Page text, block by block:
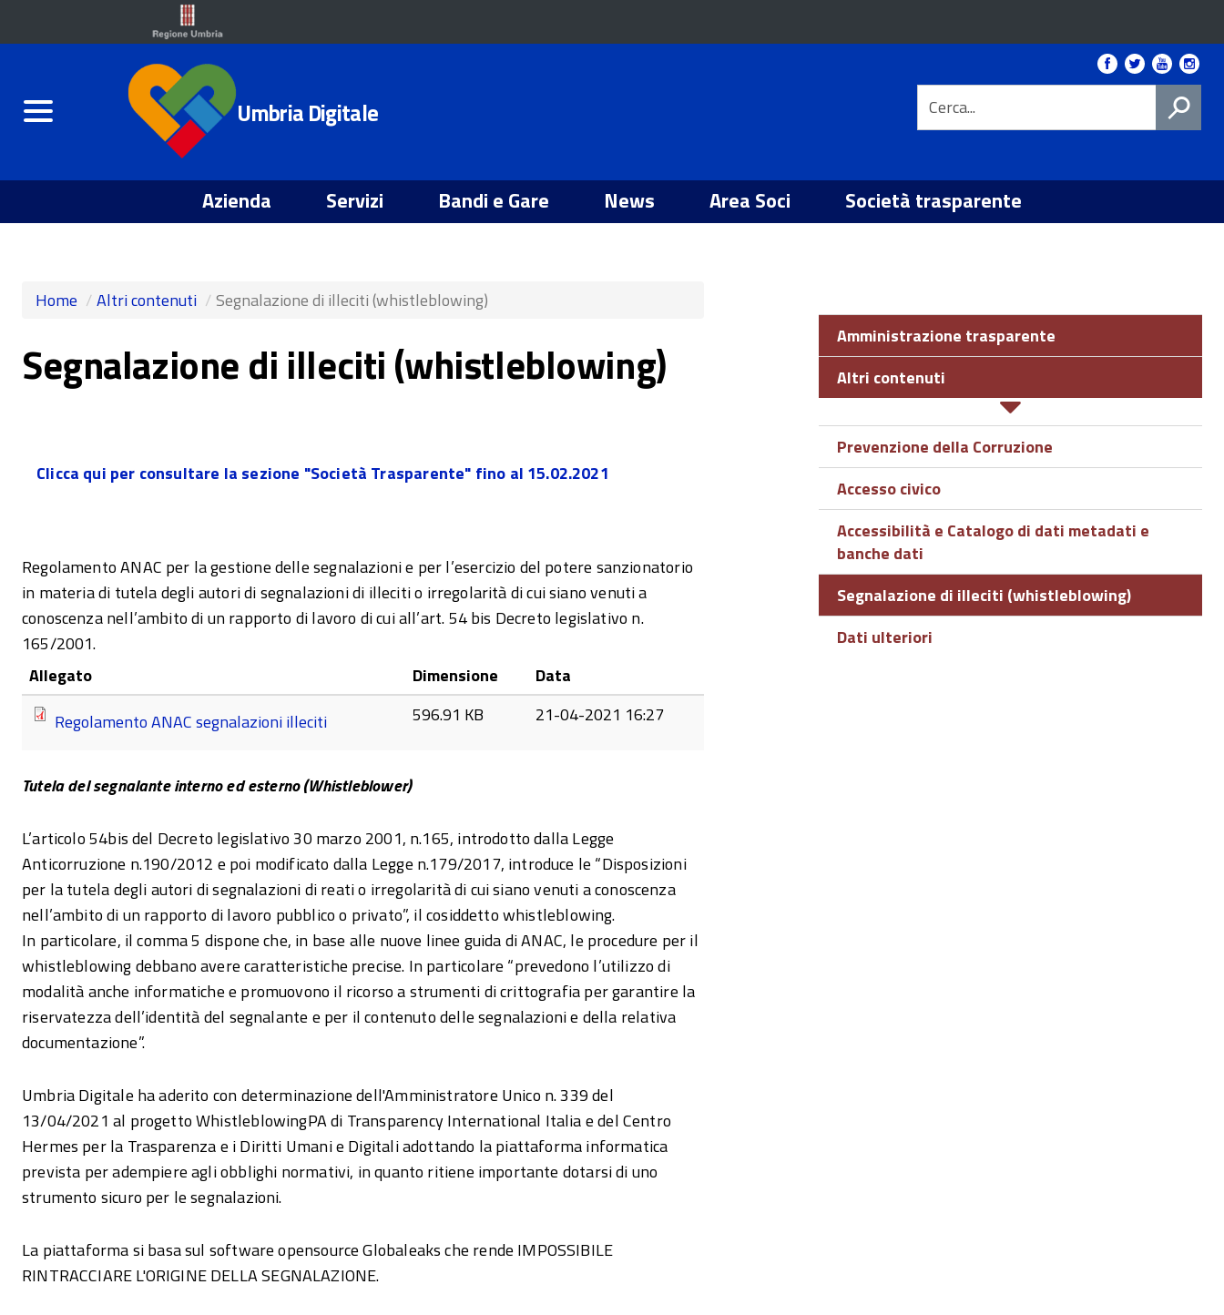
Umbria Digitale
Link
social
Facebook
TwitterYouTube
Azienda Servizi Bandi e Gare News Area Soci Società trasparente
Home Altri contenuti Segnalazione di illeciti (whistleblowing)
Segnalazione di illeciti (whistleblowing)
Clicca qui per consultare la sezione "Società Trasparente" fino al 15.02.2021
Regolamento ANAC per la gestione delle segnalazioni e per l’esercizio del potere sanzionatorio
in materia di tutela degli autori di segnalazioni di illeciti o irregolarità di cui siano venuti a
conoscenza nell’ambito di un rapporto di lavoro di cui all’art. 54 bis Decreto legislativo n.
165/2001.
Allegato
Dimensione
Data
Regolamento ANAC segnalazioni illeciti
596.91 KB 21-04-2021 16:27
Tutela del segnalante interno ed esterno (Whistleblower)
L’articolo 54bis del Decreto legislativo 30 marzo 2001, n.165, introdotto dalla Legge
Anticorruzione n.190/2012 e poi modificato dalla Legge n.179/2017, introduce le “Disposizioni
per la tutela degli autori di segnalazioni di reati o irregolarità di cui siano venuti a conoscenza
nell’ambito di un rapporto di lavoro pubblico o privato”, il cosiddetto whistleblowing.
In particolare, il comma 5 dispone che, in base alle nuove linee guida di ANAC, le procedure per il
whistleblowing debbano avere caratteristiche precise. In particolare “prevedono l’utilizzo di
modalità anche informatiche e promuovono il ricorso a strumenti di crittografia per garantire la
riservatezza dell’identità del segnalante e per il contenuto delle segnalazioni e della relativa
documentazione”.
Umbria Digitale ha aderito con determinazione dell'Amministratore Unico n. 339 del
13/04/2021 al progetto WhistleblowingPA di Transparency International Italia e del Centro
Hermes per la Trasparenza e i Diritti Umani e Digitali adottando la piattaforma informatica
prevista per adempiere agli obblighi normativi, in quanto ritiene importante dotarsi di uno
strumento sicuro per le segnalazioni.
La piattaforma si basa sul software opensource Globaleaks che rende IMPOSSIBILE
RINTRACCIARE L'ORIGINE DELLA SEGNALAZIONE.
Amministrazione trasparente
Altri contenuti
Prevenzione della Corruzione
Accesso civico
Accessibilità e Catalogo di dati metadati e
banche dati
Segnalazione di illeciti (whistleblowing)
Dati ulteriori